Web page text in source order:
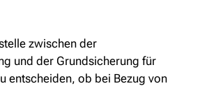
zwischen der
und der Grundsicherung für
entscheiden, ob bei Bezug von